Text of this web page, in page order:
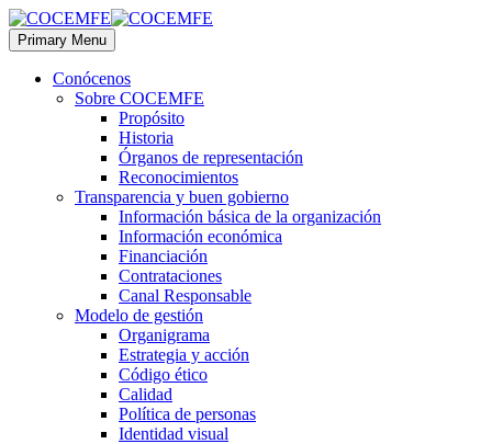
Primary Menu
Conócenos
Sobre COCEMFE
Propósito
Historia
Órganos de representación
Reconocimientos
Transparencia y buen gobierno
Información básica de la organización
Información económica
Financiación
Contrataciones
Canal Responsable
Modelo de gestión
Organigrama
Estrategia y acción
Código ético
Calidad
Política de personas
Identidad visual